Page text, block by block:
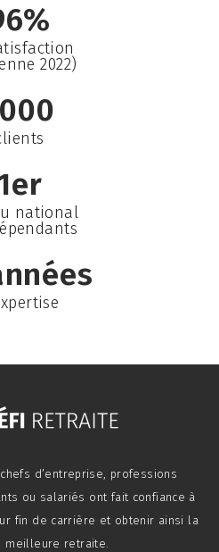
2022)
national
d’entreprise, professions
ou salariés ont fait confiance à
fin de carrière et obtenir ainsi la
meilleure retraite.